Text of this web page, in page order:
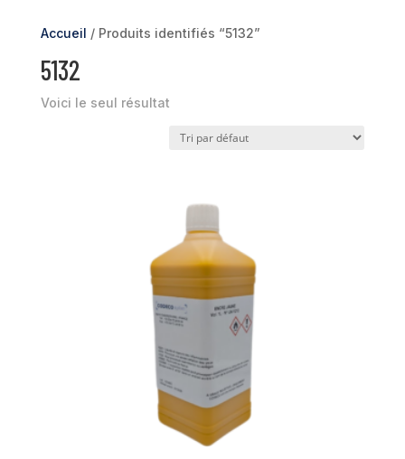
Accueil / Produits identifiés “5132”
5132
Voici le seul résultat